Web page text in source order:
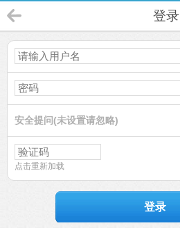
登录
安全提问(未设置请忽略)
点击重新加载
登录